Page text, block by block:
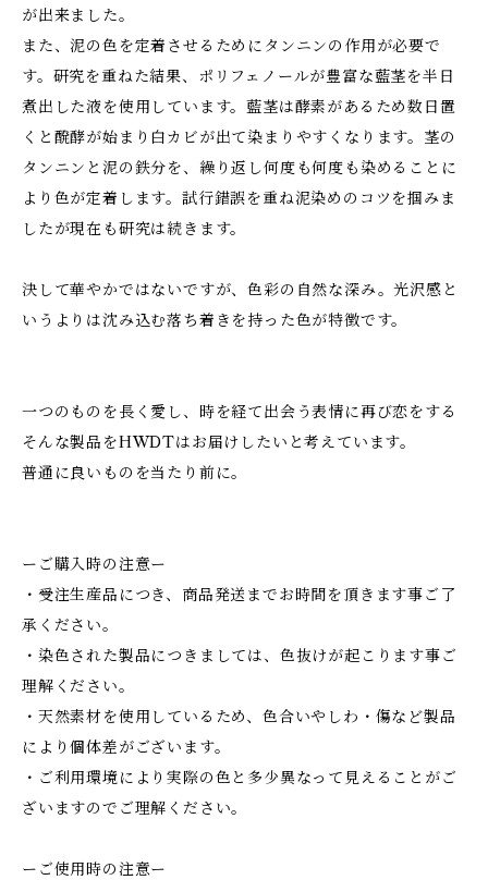
が出来ました。
また、泥の色を定着させるためにタンニンの作用が必要で
す。研究を重ねた結果、ポリフェノールが豊富な藍茎を半日
煮出した液を使用しています。藍茎は酵素があるため数日置
くと醗酵が始まり白カビが出て染まりやすくなります。茎の
タンニンと泥の鉄分を、繰り返し何度も何度も染めることに
より色が定着します。試行錯誤を重ね泥染めのコツを掴みま
したが現在も研究は続きます。
決して華やかではないですが、色彩の自然な深み。光沢感と
いうよりは沈み込む落ち着きを持った色が特徴です。
一つのものを長く愛し、時を経て出会う表情に再び恋をする
そんな製品をHWDTはお届けしたいと考えています。
普通に良いものを当たり前に。
ーご購入時の注意ー
・受注生産品につき、商品発送までお時間を頂きます事ご了
承ください。
・染色された製品につきましては、色抜けが起こります事ご
理解ください。
・天然素材を使用しているため、色合いやしわ・傷など製品
により個体差がございます。
・ご利用環境により実際の色と多少異なって見えることがご
ざいますのでご理解ください。
ーご使用時の注意ー